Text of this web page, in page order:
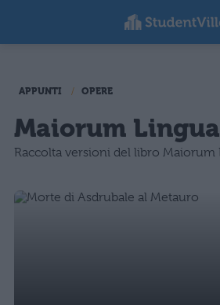
APPUNTI OPERE
Maiorum
Raccolta versioni del libro Maiorum